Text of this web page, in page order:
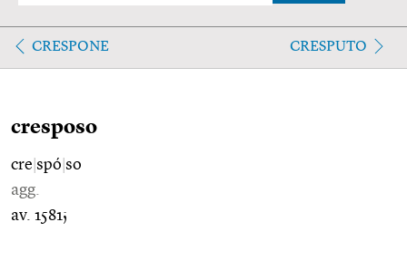
CRESPONE CRESPUTO
cresposo
cre spó so
agg.
av. 1581;